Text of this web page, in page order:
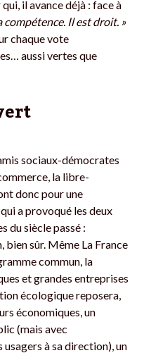
il avance déjà : face à
compétence. Il est droit. »
chaque vote
aussi vertes que
sociaux-démocrates
la libre-
donc pour une
a provoqué les deux
du siècle passé :
bien sûr. Même La France
commun, la
et grandes entreprises
écologique reposera,
économiques, un
(mais avec
à sa direction), un